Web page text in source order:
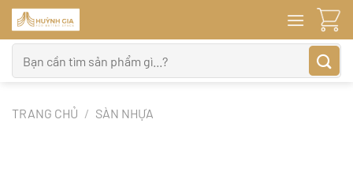
Bỏ
qua
nội
dung
kiếm:
TRANG CHỦ / SÀN NHỰA